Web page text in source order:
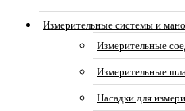
Измерительные системы и
Измерительные
Измерительные
Насадки для